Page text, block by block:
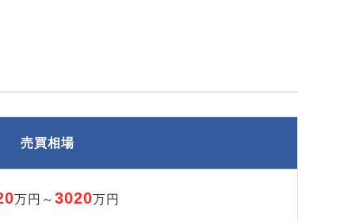
売買相場
万円～ 3020万円